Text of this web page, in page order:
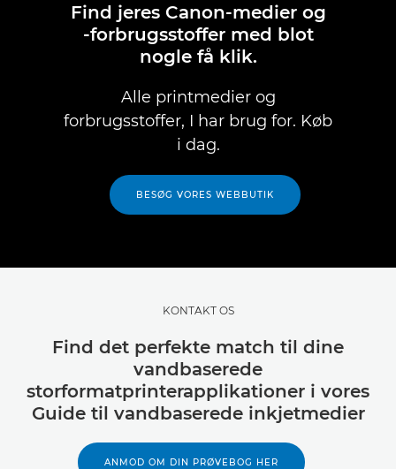
Find jeres Canon-medier og
-forbrugsstoffer med blot
nogle få klik.
Alle printmedier og
forbrugsstoffer, I har brug for. Køb
i dag.
BESØG VORES WEBBUTIK
KONTAKT OS
Find det perfekte match til dine
vandbaserede
storformatprinterapplikationer i vores
Guide til vandbaserede inkjetmedier
ANMOD OM DIN PRØVEBOG HER